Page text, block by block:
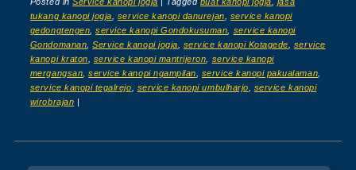
tukang kanopi jogja
service kanopi danurejan
service kanopi
gedongtengen ,service kanopi Gondokusuman
service kanopi
Gondomanan ,Service kanopi jogja service kanopi Kotagede
service
kanopi kraton
service kanopi mantrijeron
service kanopi
mergangsan ,service kanopi ngampilan service kanopi pakualaman
service kanopi tegalrejo
service kanopi umbulharjo
service kanopi
wirobrajan |
Post navigation